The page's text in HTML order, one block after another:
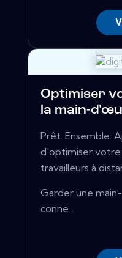
Optimiser
la main-
Prêt. Ensemble.
d'optimiser votre
travailleurs à
Garder une
conne...